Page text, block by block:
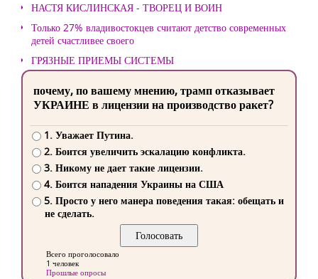
НАСТЯ КИСЛИНСКАЯ - ТВОРЕЦ И ВОИН
Только 27% владивостокцев считают детство современных
детей счастливее своего
ГРЯЗНЫЕ ПРИЕМЫ СИСТЕМЫ
почему, по вашему мнению, трамп отказывает
УКРАИНЕ в лицензии на производство ракет?
1. Уважает Путина.
2. Боится увеличить эскалацию конфликта.
3. Никому не дает такие лицензии.
4. Боится нападения Украины на США
5. Просто у него манера поведения такая: обещать и
не сделать.
Всего проголосовало
1 человек
Прошлые опросы